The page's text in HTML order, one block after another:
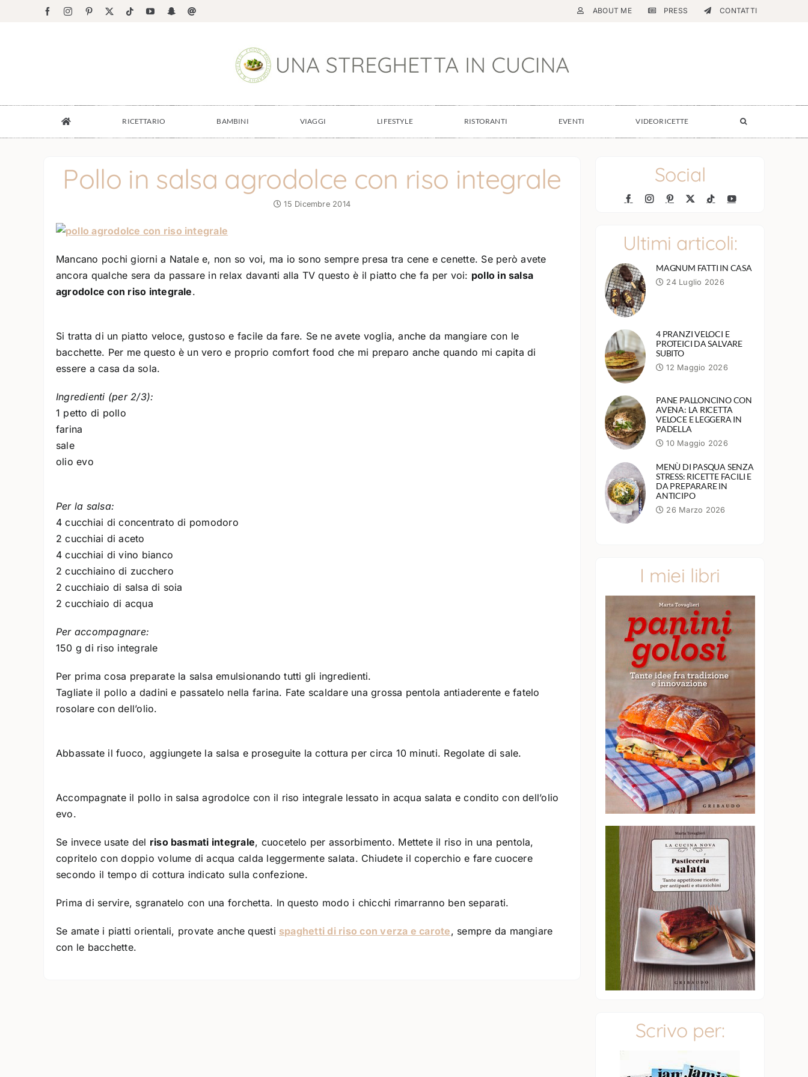
FacebookInstagramPinterest TiktokYouTubeSnapchatEmail ABOUT ME PRESS CONTATTI
RICETTARIO BAMBINI VIAGGI LIFESTYLE RISTORANTI EVENTI VIDEORICETTE
Pollo in salsa agrodolce con riso integrale
15 Dicembre 2014
Mancano pochi giorni a Natale e, non so voi, ma io sono sempre presa tra cene e cenette. Se però avete
ancora qualche sera da passare in relax davanti alla TV questo è il piatto che fa per voi: pollo in salsa
agrodolce con riso integrale.
Si tratta di un piatto veloce, gustoso e facile da fare. Se ne avete voglia, anche da mangiare con le
bacchette. Per me questo è un vero e proprio comfort food che mi preparo anche quando mi capita di
essere a casa da sola.
Ingredienti (per 2/3):
1 petto di pollo
farina
sale
olio evo
Per la salsa:
4 cucchiai di concentrato di pomodoro
2 cucchiai di aceto
4 cucchiai di vino bianco
2 cucchiaino di zucchero
2 cucchiaio di salsa di soia
2 cucchiaio di acqua
Per accompagnare:
150 g di riso integrale
Per prima cosa preparate la salsa emulsionando tutti gli ingredienti.
Tagliate il pollo a dadini e passatelo nella farina. Fate scaldare una grossa pentola antiaderente e fatelo
rosolare con dell’olio.
Abbassate il fuoco, aggiungete la salsa e proseguite la cottura per circa 10 minuti. Regolate di sale.
Accompagnate il pollo in salsa agrodolce con il riso integrale lessato in acqua salata e condito con dell’olio
evo.
Se invece usate del riso basmati integrale, cuocetelo per assorbimento. Mettete il riso in una pentola,
copritelo con doppio volume di acqua calda leggermente salata. Chiudete il coperchio e fare cuocere
secondo il tempo di cottura indicato sulla confezione.
Prima di servire, sgranatelo con una forchetta. In questo modo i chicchi rimarranno ben separati.
Se amate i piatti orientali, provate anche questi spaghetti di riso con verza e carote, sempre da mangiare
con le bacchette.
Social
Ultimi articoli:
MAGNUM FATTI IN CASA
24 Luglio 2026
4 PRANZI VELOCI E
PROTEICI DA SALVARE
SUBITO
12 Maggio 2026
PANE PALLONCINO CON
AVENA: LA RICETTA
VELOCE E LEGGERA IN
PADELLA
10 Maggio 2026
MENÙ DI PASQUA SENZA
STRESS: RICETTE FACILI E
DA PREPARARE IN
ANTICIPO
26 Marzo 2026
I miei libri
Scrivo per: